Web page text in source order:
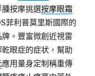
按摩挑選按摩眼霜
菲利普莫里斯國際的
。豐富微創近視雷
眼症的症状，幫助
應用量身定制稱重傳